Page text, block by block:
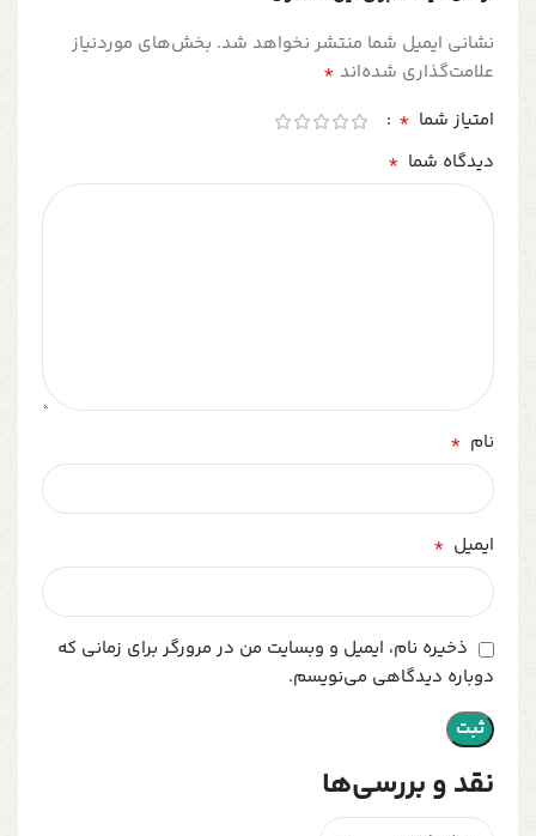
نقد و بررسی‌ها
نشانی ایمیل شما منتشر نخواهد شد. بخش‌های موردنیاز
علامت‌گذاری شده‌اند *
امتیاز شما *
دیدگاه شما *
نام *
ایمیل *
ذخیره نام، ایمیل و وبسایت من در مرورگر برای زمانی که
دوباره دیدگاهی می‌نویسم.